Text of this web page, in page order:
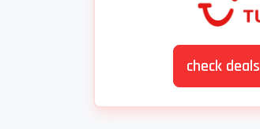
check deals